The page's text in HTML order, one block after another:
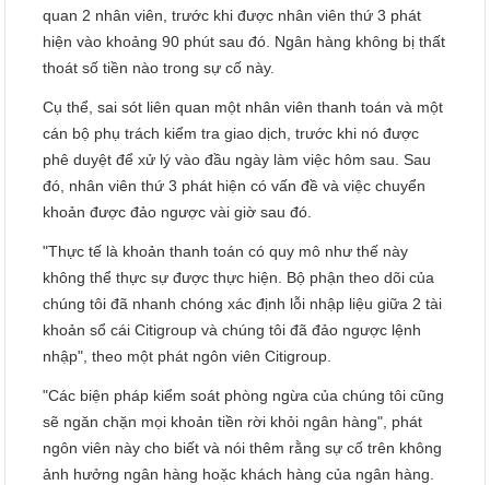
quan 2 nhân viên, trước khi được nhân viên thứ 3 phát
hiện vào khoảng 90 phút sau đó. Ngân hàng không bị thất
thoát số tiền nào trong sự cố này.
Cụ thể, sai sót liên quan một nhân viên thanh toán và một
cán bộ phụ trách kiểm tra giao dịch, trước khi nó được
phê duyệt để xử lý vào đầu ngày làm việc hôm sau. Sau
đó, nhân viên thứ 3 phát hiện có vấn đề và việc chuyển
khoản được đảo ngược vài giờ sau đó.
"Thực tế là khoản thanh toán có quy mô như thế này
không thể thực sự được thực hiện. Bộ phận theo dõi của
chúng tôi đã nhanh chóng xác định lỗi nhập liệu giữa 2 tài
khoản sổ cái Citigroup và chúng tôi đã đảo ngược lệnh
nhập", theo một phát ngôn viên Citigroup.
"Các biện pháp kiểm soát phòng ngừa của chúng tôi cũng
sẽ ngăn chặn mọi khoản tiền rời khỏi ngân hàng", phát
ngôn viên này cho biết và nói thêm rằng sự cố trên không
ảnh hưởng ngân hàng hoặc khách hàng của ngân hàng.